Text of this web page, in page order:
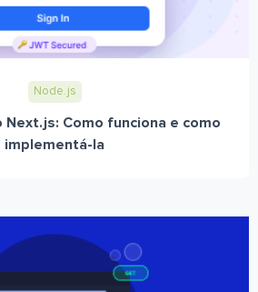
Node.js
Como funciona e como
implementá-la